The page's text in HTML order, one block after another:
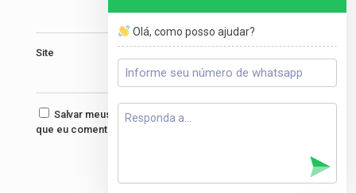
Site
Salvar meus dados neste navegador para a próxima vez
que eu comentar.
Olá, como posso ajudar?